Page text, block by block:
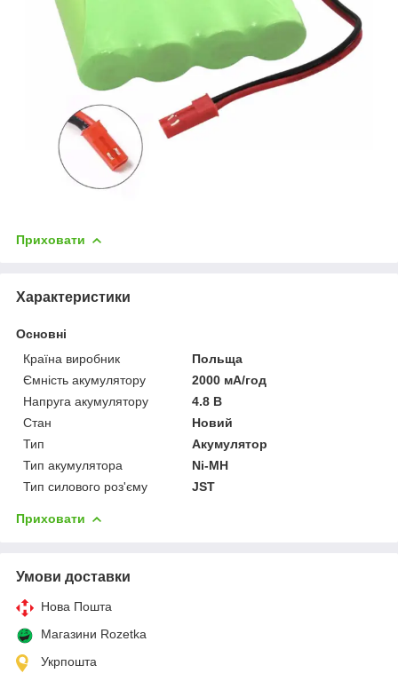
Приховати
Характеристики
Основні
Країна виробник
Польща
Ємність акумулятору
2000 мА/год
Напруга акумулятору
4.8 В
Стан
Новий
Тип
Акумулятор
Тип акумулятора
Ni-MH
Тип силового роз'єму
JST
Приховати
Умови доставки
Нова Пошта
Магазини Rozetka
Укрпошта